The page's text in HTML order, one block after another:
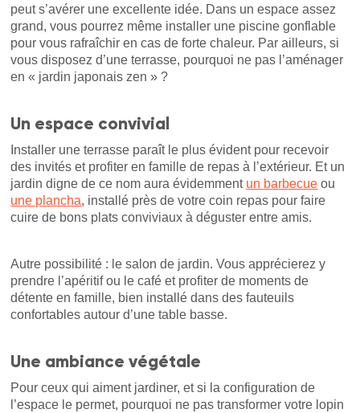
peut s’avérer une excellente idée. Dans un espace assez
grand, vous pourrez même installer une piscine gonflable
pour vous rafraîchir en cas de forte chaleur. Par ailleurs, si
vous disposez d’une terrasse, pourquoi ne pas l’aménager
en « jardin japonais zen » ?
Un espace convivial
Installer une terrasse paraît le plus évident pour recevoir
des invités et profiter en famille de repas à l’extérieur. Et un
jardin digne de ce nom aura évidemment un barbecue ou
une plancha, installé près de votre coin repas pour faire
cuire de bons plats conviviaux à déguster entre amis.
Autre possibilité : le salon de jardin. Vous apprécierez y
prendre l’apéritif ou le café et profiter de moments de
détente en famille, bien installé dans des fauteuils
confortables autour d’une table basse.
Une ambiance végétale
Pour ceux qui aiment jardiner, et si la configuration de
l’espace le permet, pourquoi ne pas transformer votre lopin